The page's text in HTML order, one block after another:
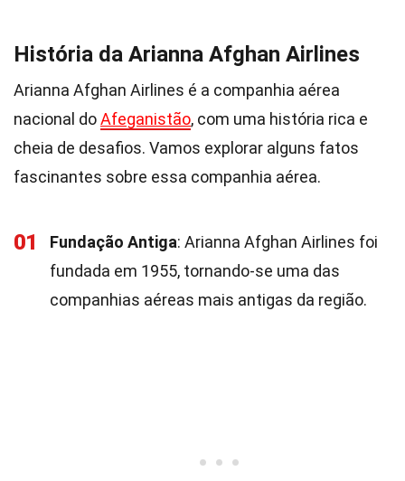
História da Arianna Afghan Airlines
Arianna Afghan Airlines é a companhia aérea
nacional doAfeganistão, com uma história rica e
cheia de desafios. Vamos explorar alguns fatos
fascinantes sobre essa companhia aérea.
01 Fundação Antiga: Arianna Afghan Airlines foi
fundada em 1955, tornando-se uma das
companhias aéreas mais antigas da região.